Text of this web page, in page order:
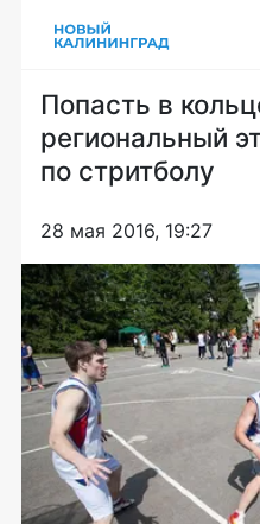
Попасть в
региональный
по стритболу
28 мая 2016, 19:27